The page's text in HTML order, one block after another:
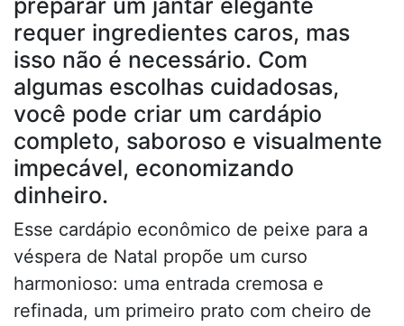
preparar um jantar elegante
requer ingredientes caros, mas
isso não é necessário. Com
algumas escolhas cuidadosas,
você pode criar um cardápio
completo, saboroso e visualmente
impecável, economizando
dinheiro.
Esse cardápio econômico de peixe para a
véspera de Natal propõe um curso
harmonioso: uma entrada cremosa e
refinada, um primeiro prato com cheiro de